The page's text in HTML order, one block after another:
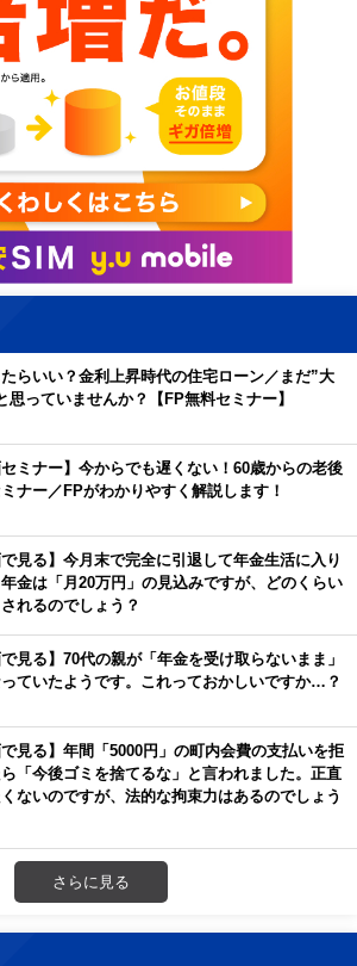
たらいい？金利上昇時代の住宅ローン／まだ”大
思っていませんか？【FP無料セミナー】
セミナー】今からでも遅くない！60歳からの老後
ナー／FPがわかりやすく解説します！
で見る】今月末で完全に引退して年金生活に入り
年金は「月20万円」の見込みですが、どのくらい
れるのでしょう？
で見る】70代の親が「年金を受け取らないまま」
ていたようです。これっておかしいですか…？
で見る】年間「5000円」の町内会費の支払いを拒
「今後ゴミを捨てるな」と言われました。正直
ないのですが、法的な拘束力はあるのでしょう
さらに見る